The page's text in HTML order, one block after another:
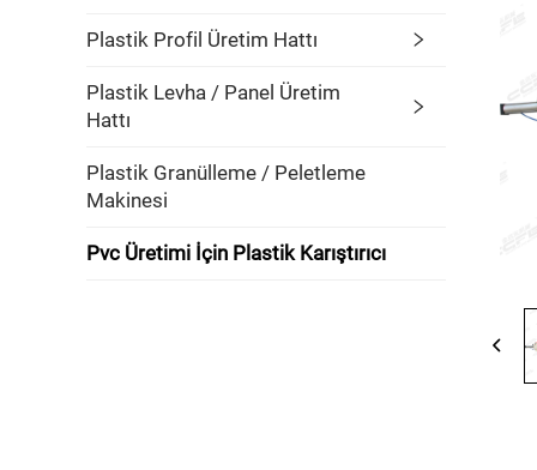
Plastik Profil Üretim Hattı
Plastik Levha / Panel Üretim
Hattı
Plastik Granülleme / Peletleme
Makinesi
Pvc Üretimi İçin Plastik Karıştırıcı